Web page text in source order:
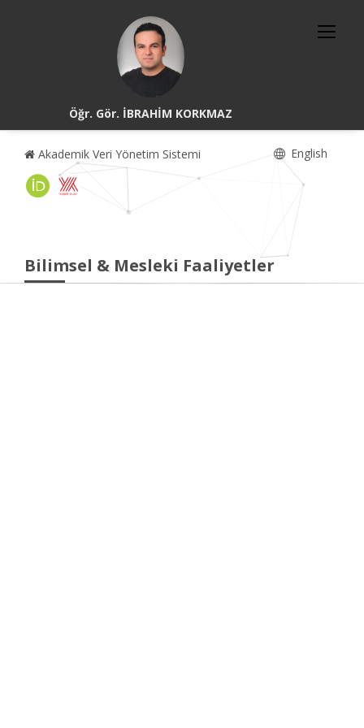
Öğr. Gör. İBRAHİM KORKMAZ
Akademik Veri Yönetim Sistemi English
Bilimsel & Mesleki Faaliyetler